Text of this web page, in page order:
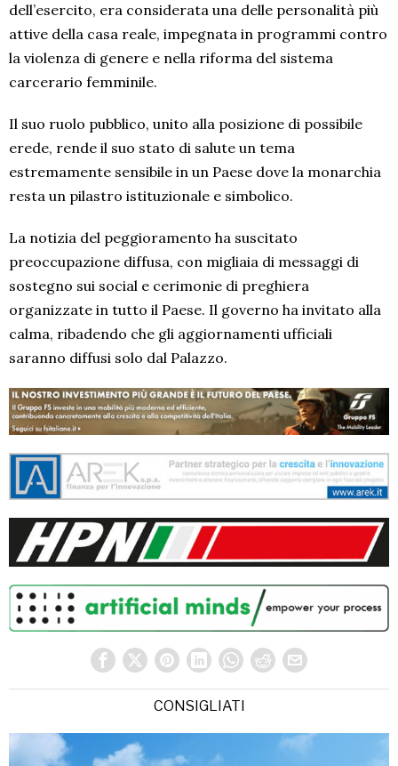
dell’esercito, era considerata una delle personalità più
attive della casa reale, impegnata in programmi contro
la violenza di genere e nella riforma del sistema
carcerario femminile.
Il suo ruolo pubblico, unito alla posizione di possibile
erede, rende il suo stato di salute un tema
estremamente sensibile in un Paese dove la monarchia
resta un pilastro istituzionale e simbolico.
La notizia del peggioramento ha suscitato
preoccupazione diffusa, con migliaia di messaggi di
sostegno sui social e cerimonie di preghiera
organizzate in tutto il Paese. Il governo ha invitato alla
calma, ribadendo che gli aggiornamenti ufficiali
saranno diffusi solo dal Palazzo.
CONSIGLIATI